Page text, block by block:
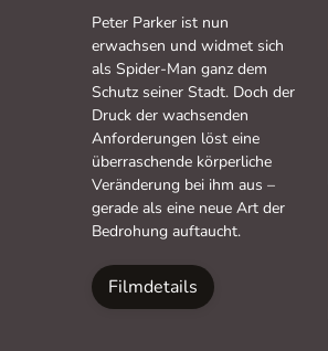
Peter Parker ist nun
erwachsen und widmet sich
als Spider-Man ganz dem
Schutz seiner Stadt. Doch der
Druck der wachsenden
Anforderungen löst eine
überraschende körperliche
Veränderung bei ihm aus –
gerade als eine neue Art der
Bedrohung auftaucht.
Filmdetails